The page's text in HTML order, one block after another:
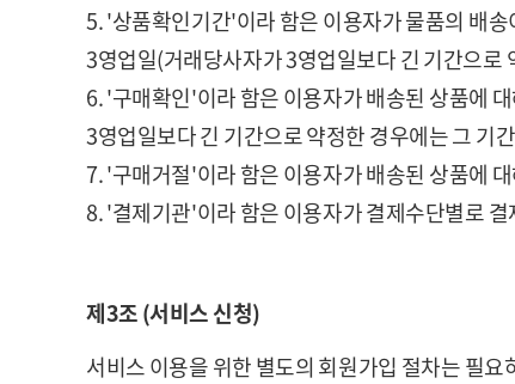
5. '상품확인기간'이라 함은 이용자가 물품의 배
3영업일(거래당사자가 3영업일보다 긴 기간으로
6. '구매확인'이라 함은 이용자가 배송된 상품에
3영업일보다 긴 기간으로 약정한 경우에는 그 기
7. '구매거절'이라 함은 이용자가 배송된 상품에
8. '결제기관'이라 함은 이용자가 결제수단별로
제3조 (서비스 신청)
서비스 이용을 위한 별도의 회원가입 절차는 필